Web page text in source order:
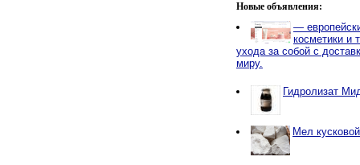
Новые объявления:
—
косметики и
ухода за собой с
миру.
Гидролизат
Мел